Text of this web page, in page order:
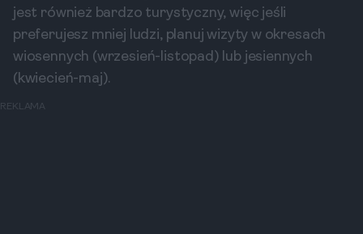
jest również bardzo turystyczny, więc jeśli
preferujesz mniej ludzi, planuj wizyty w okresach
wiosennych (wrzesień-listopad) lub jesiennych
(kwiecień-maj).
REKLAMA